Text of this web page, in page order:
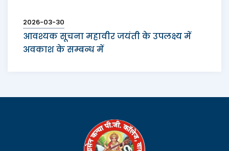
2026-03-30
आवश्यक सूचना महावीर जयंती के उपलक्ष्य में
अवकाश के सम्बन्ध में